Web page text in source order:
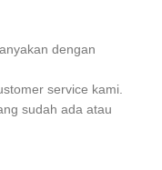
dengan
service kami.
sudah ada atau